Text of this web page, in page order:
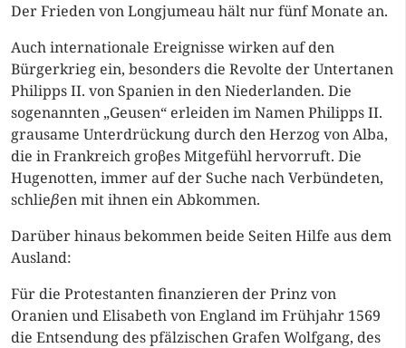
Der Frieden von Longjumeau hält nur fünf Monate an.
Auch internationale Ereignisse wirken auf den
Bürgerkrieg ein, besonders die Revolte der Untertanen
Philipps II. von Spanien in den Niederlanden. Die
sogenannten „Geusen“ erleiden im Namen Philipps II.
grausame Unterdrückung durch den Herzog von Alba,
die in Frankreich groβes Mitgefühl hervorruft. Die
Hugenotten, immer auf der Suche nach Verbündeten,
schlieβen mit ihnen ein Abkommen.
Darüber hinaus bekommen beide Seiten Hilfe aus dem
Ausland:
Für die Protestanten finanzieren der Prinz von
Oranien und Elisabeth von England im Frühjahr 1569
die Entsendung des pfälzischen Grafen Wolfgang, des